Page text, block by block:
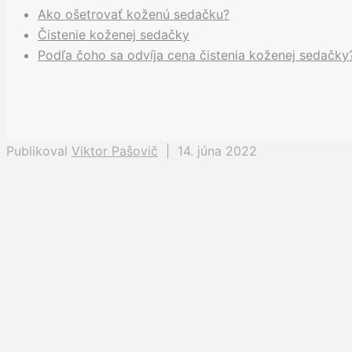
Ako ošetrovať koženú sedačku?
Čistenie koženej sedačky
Podľa čoho sa odvíja cena čistenia koženej
Publikoval Viktor Pašovič 14. júna 2022